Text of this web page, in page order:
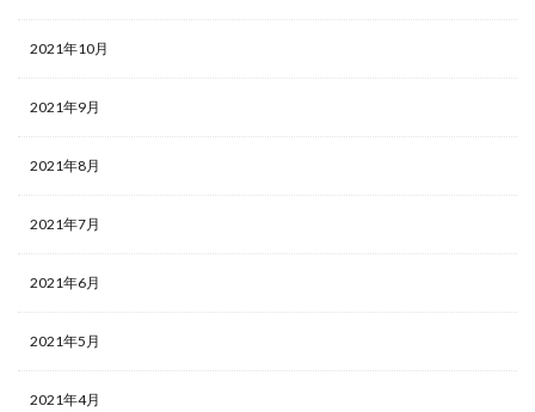
2021年10月
2021年9月
2021年8月
2021年7月
2021年6月
2021年5月
2021年4月